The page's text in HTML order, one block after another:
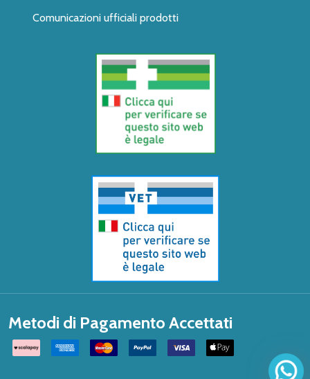
Comunicazioni ufficiali prodotti
Metodi di Pagamento Accettati